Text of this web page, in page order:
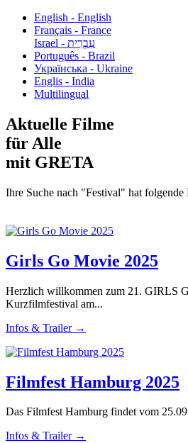
English - English
Français - France
עִבְרִית - Israel
Português - Brazil
Українська - Ukraine
Englis - India
Multilingual
Aktuelle Filme
für Alle
mit GRETA
Ihre Suche nach "Festival" hat folgende
Girls Go Movie 2025
Herzlich willkommen zum 21. GIRLS
Kurzfilmfestival am...
Infos & Trailer →
Filmfest Hamburg 2025
Das Filmfest Hamburg findet vom
Infos & Trailer →